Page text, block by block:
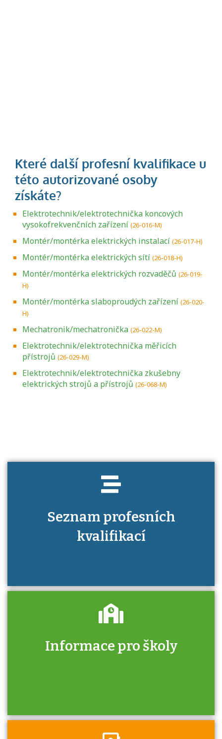
Elektrotechnik/elektrotechnička koncových
vysokofrekvenčních zařízení (26-016-M)
Montér/montérka elektrických instalací (26-017-H)
Montér/montérka elektrických sítí (26-018-H)
Montér/montérka elektrických rozvaděčů (26-019-
H)
Montér/montérka slaboproudých zařízení (26-020-
H)
Mechatronik/mechatronička (26-022-M)
Elektrotechnik/elektrotechnička měřicích
přístrojů (26-029-M)
Elektrotechnik/elektrotechnička zkušebny
elektrických strojů a přístrojů (26-068-M)
Seznam profesních
kvalifikací
Projděte si seznam profesních kvalifikací.
Informace pro školy
Zjistěte, jak se přihlásit ke zkoušce a kde